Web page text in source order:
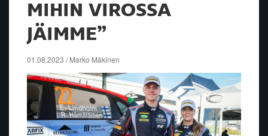
MIHIN VIROSSA
JÄIMME”
01.08.2023 / Marko Mäkinen